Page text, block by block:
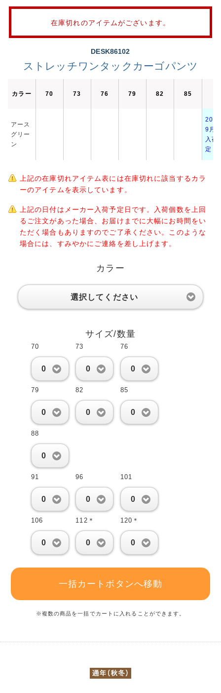
在庫切れのアイテムがございます。
DESK86102
ストレッチワンタックカーゴパンツ
カラー 70 73 76 79 82 85
アース
グリー
ン
9月7
入荷
定
上記の在庫切れアイテム表には在庫切れに該当するカラ
ーのアイテムを表示しています。
上記の日付はメーカー入荷予定日です。入荷個数を上回
るご注文があった場合、お届けまでに大幅にお時間をい
ただく場合もありますのでご了承ください。このような
場合には、すみやかにご連絡を差し上げます。
カラー
選択してください
サイズ/数量
70
0
73
0
76
0
79
0
82
0
85
0
88
0
91
0
96
0
101
0
106
0
112＊
0
120＊
0
一括カートボタンへ移動
※複数の商品を一括でカートに入れることができます。